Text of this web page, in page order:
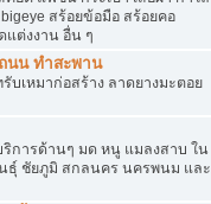
สร้อยข้อมือ สร้อยคอ
แต่งงาน อื่น ๆ
นน ทำสะพาน
บเหมาก่อสร้าง ลาดยางมะตอย
ริการด้านๆ มด หนู แมลงสาบ ใน
ธุ์ ชัยภูมิ สกลนคร นครพนม และ